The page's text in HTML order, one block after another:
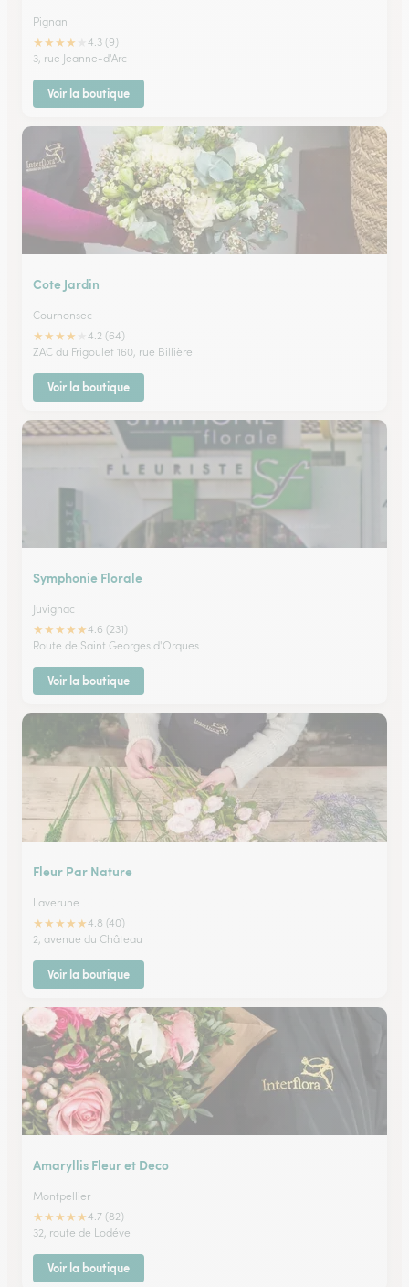
Pignan
★★★★
4.3 (9)
3, rue Jeanne-d'Arc
Voir la boutique
Cote Jardin
Cournonsec
★★★★
4.2 (64)
ZAC du Frigoulet 160, rue Billière
Voir la boutique
Symphonie Florale
Juvignac
★★★★★4.6 (231)
Route de Saint Georges d'Orques
Voir la boutique
Fleur Par Nature
Laverune
★★★★★4.8 (40)
2, avenue du Château
Voir la boutique
Amaryllis Fleur et Deco
Montpellier
★★★★★4.7 (82)
32, route de Lodéve
Voir la boutique